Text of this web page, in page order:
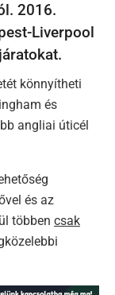
2016.
Liverpool
könnyítheti
és
angliai úticél
és az
többen csak